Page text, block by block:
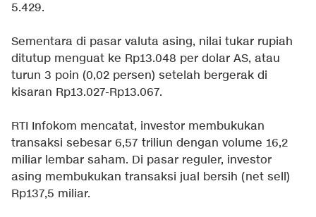
5.429.
Sementara di pasar valuta asing, nilai tukar rupiah
ditutup menguat ke Rp13.048 per dolar AS, atau
turun 3 poin (0,02 persen) setelah bergerak di
kisaran Rp13.027-Rp13.067.
RTI Infokom mencatat, investor membukukan
transaksi sebesar 6,57 triliun dengan volume 16,2
miliar lembar saham. Di pasar reguler, investor
asing membukukan transaksi jual bersih (net sell)
Rp137,5 miliar.